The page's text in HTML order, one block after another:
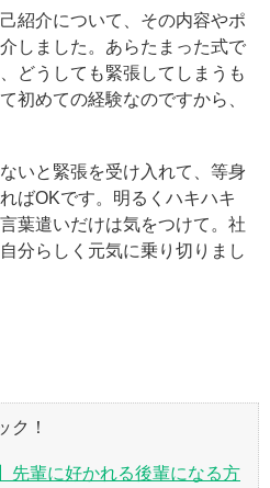
紹介について、その内容やポ
しました。あらたまった式で
どうしても緊張してしまうも
初めての経験なのですから、
いと緊張を受け入れて、等身
ばOKです。明るくハキハキ
葉遣いだけは気をつけて。社
分らしく元気に乗り切りまし
ク！
先輩に好かれる後輩になる方